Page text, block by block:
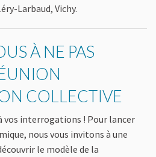
Larbaud, Vichy.
À NE PAS
COLLECTIVE
vos interrogations ! Pour lancer
nous vous invitons à une
le modèle de la